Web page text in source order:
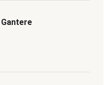
Gantere